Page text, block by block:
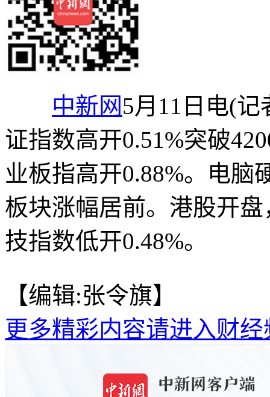
中新网5月11日电(
证指数高开0.51%突破
业板指高开0.88%。电脑
板块涨幅居前。港股开
技指数低开0.48%。
【编辑:张令旗】
更多精彩内容请进入财经